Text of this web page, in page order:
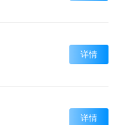
详情
详情